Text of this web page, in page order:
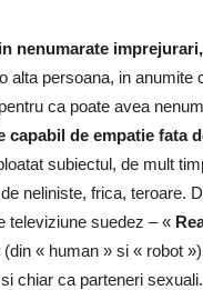
nenumarate
alta persoana, in anumite
ca poate avea
capabil de empatie fata
subiectul, de mult
neliniste, frica, teroare.
televiziune suedez – «
« human » si « robot
chiar ca parteneri